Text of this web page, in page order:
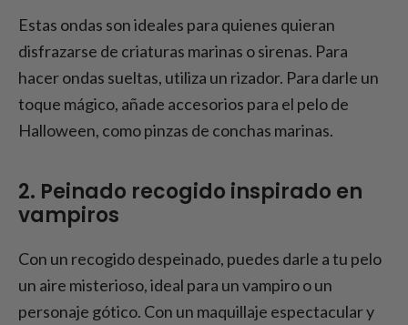
Estas ondas son ideales para quienes quieran
disfrazarse de criaturas marinas o sirenas. Para
hacer ondas sueltas, utiliza un rizador. Para darle un
toque mágico, añade accesorios para el pelo de
Halloween, como pinzas de conchas marinas.
2. Peinado recogido inspirado en
vampiros
Con un recogido despeinado, puedes darle a tu pelo
un aire misterioso, ideal para un vampiro o un
personaje gótico. Con un maquillaje espectacular y